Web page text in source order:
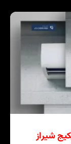
شیراز